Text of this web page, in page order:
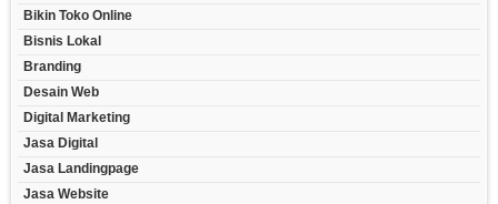
Bikin Toko Online
Bisnis Lokal
Branding
Desain Web
Digital Marketing
Jasa Digital
Jasa Landingpage
Jasa Website